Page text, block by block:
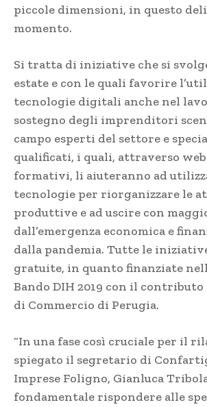
piccole dimensioni, in questo
momento.
Si tratta di iniziative che si
estate e con le quali favorire
tecnologie digitali anche nel
sostegno degli imprenditori
campo esperti del settore e
qualificati, i quali, attraverso
formativi, li aiuteranno ad
tecnologie per riorganizzare le
produttive e ad uscire con
dall’emergenza economica e
dalla pandemia. Tutte le
gratuite, in quanto finanziate
Bando DIH 2019 con il contributo
di Commercio di Perugia.
“In una fase così cruciale per il
spiegato il segretario di
Imprese Foligno, Gianluca
fondamentale rispondere alle